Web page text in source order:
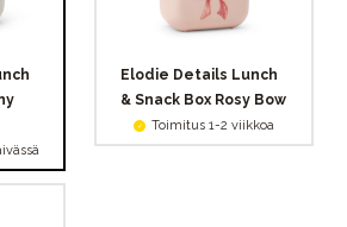
Elodie Details Lunch
& Snack Box Rosy Bow
Toimitus 1-2 viikkoa